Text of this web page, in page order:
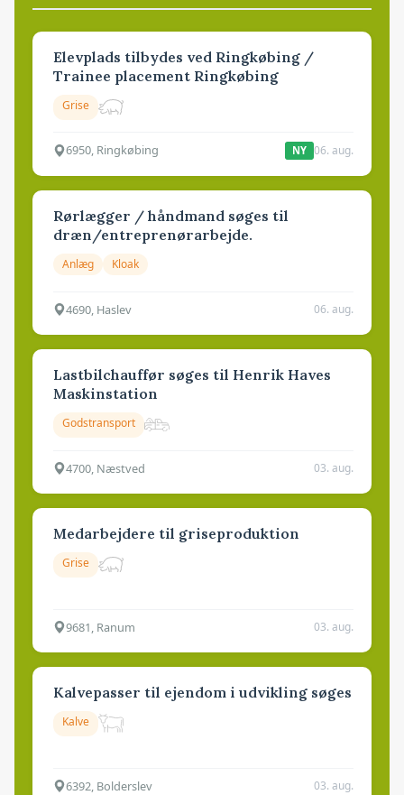
Elevplads tilbydes ved Ringkøbing /
Trainee placement Ringkøbing
Grise
6950, Ringkøbing NY 06. aug.
Rørlægger / håndmand søges til
dræn/entreprenørarbejde.
Anlæg Kloak
4690, Haslev 06. aug.
Lastbilchauffør søges til Henrik Haves
Maskinstation
Godstransport
4700, Næstved 03. aug.
Medarbejdere til griseproduktion
Grise
9681, Ranum 03. aug.
Kalvepasser til ejendom i udvikling søges
Kalve
6392, Bolderslev 03. aug.